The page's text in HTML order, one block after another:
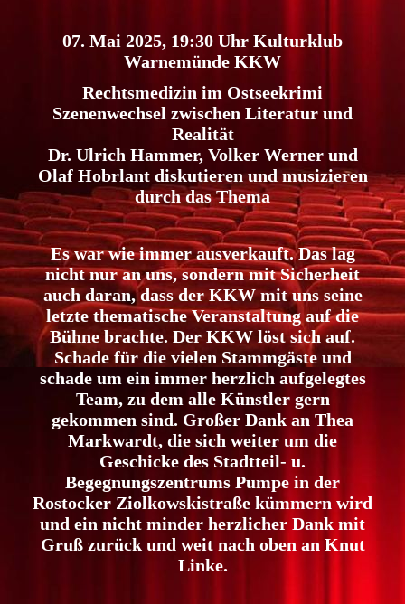
07. Mai 2025, 19:30 Uhr Kulturklub
Warnemünde KKW
Rechtsmedizin im Ostseekrimi
Szenenwechsel zwischen Literatur und
Realität
Dr. Ulrich Hammer, Volker Werner und
Olaf Hobrlant diskutieren und musizieren
durch das Thema
Es war wie immer ausverkauft. Das lag
nicht nur an uns, sondern mit Sicherheit
auch daran, dass der KKW mit uns seine
letzte thematische Veranstaltung auf die
Bühne brachte. Der KKW löst sich auf.
Schade für die vielen Stammgäste und
schade um ein immer herzlich aufgelegtes
Team, zu dem alle Künstler gern
gekommen sind. Großer Dank an Thea
Markwardt, die sich weiter um die
Geschicke des Stadtteil- u.
Begegnungszentrums Pumpe in der
Rostocker Ziolkowskistraße kümmern wird
und ein nicht minder herzlicher Dank mit
Gruß zurück und weit nach oben an Knut
Linke.